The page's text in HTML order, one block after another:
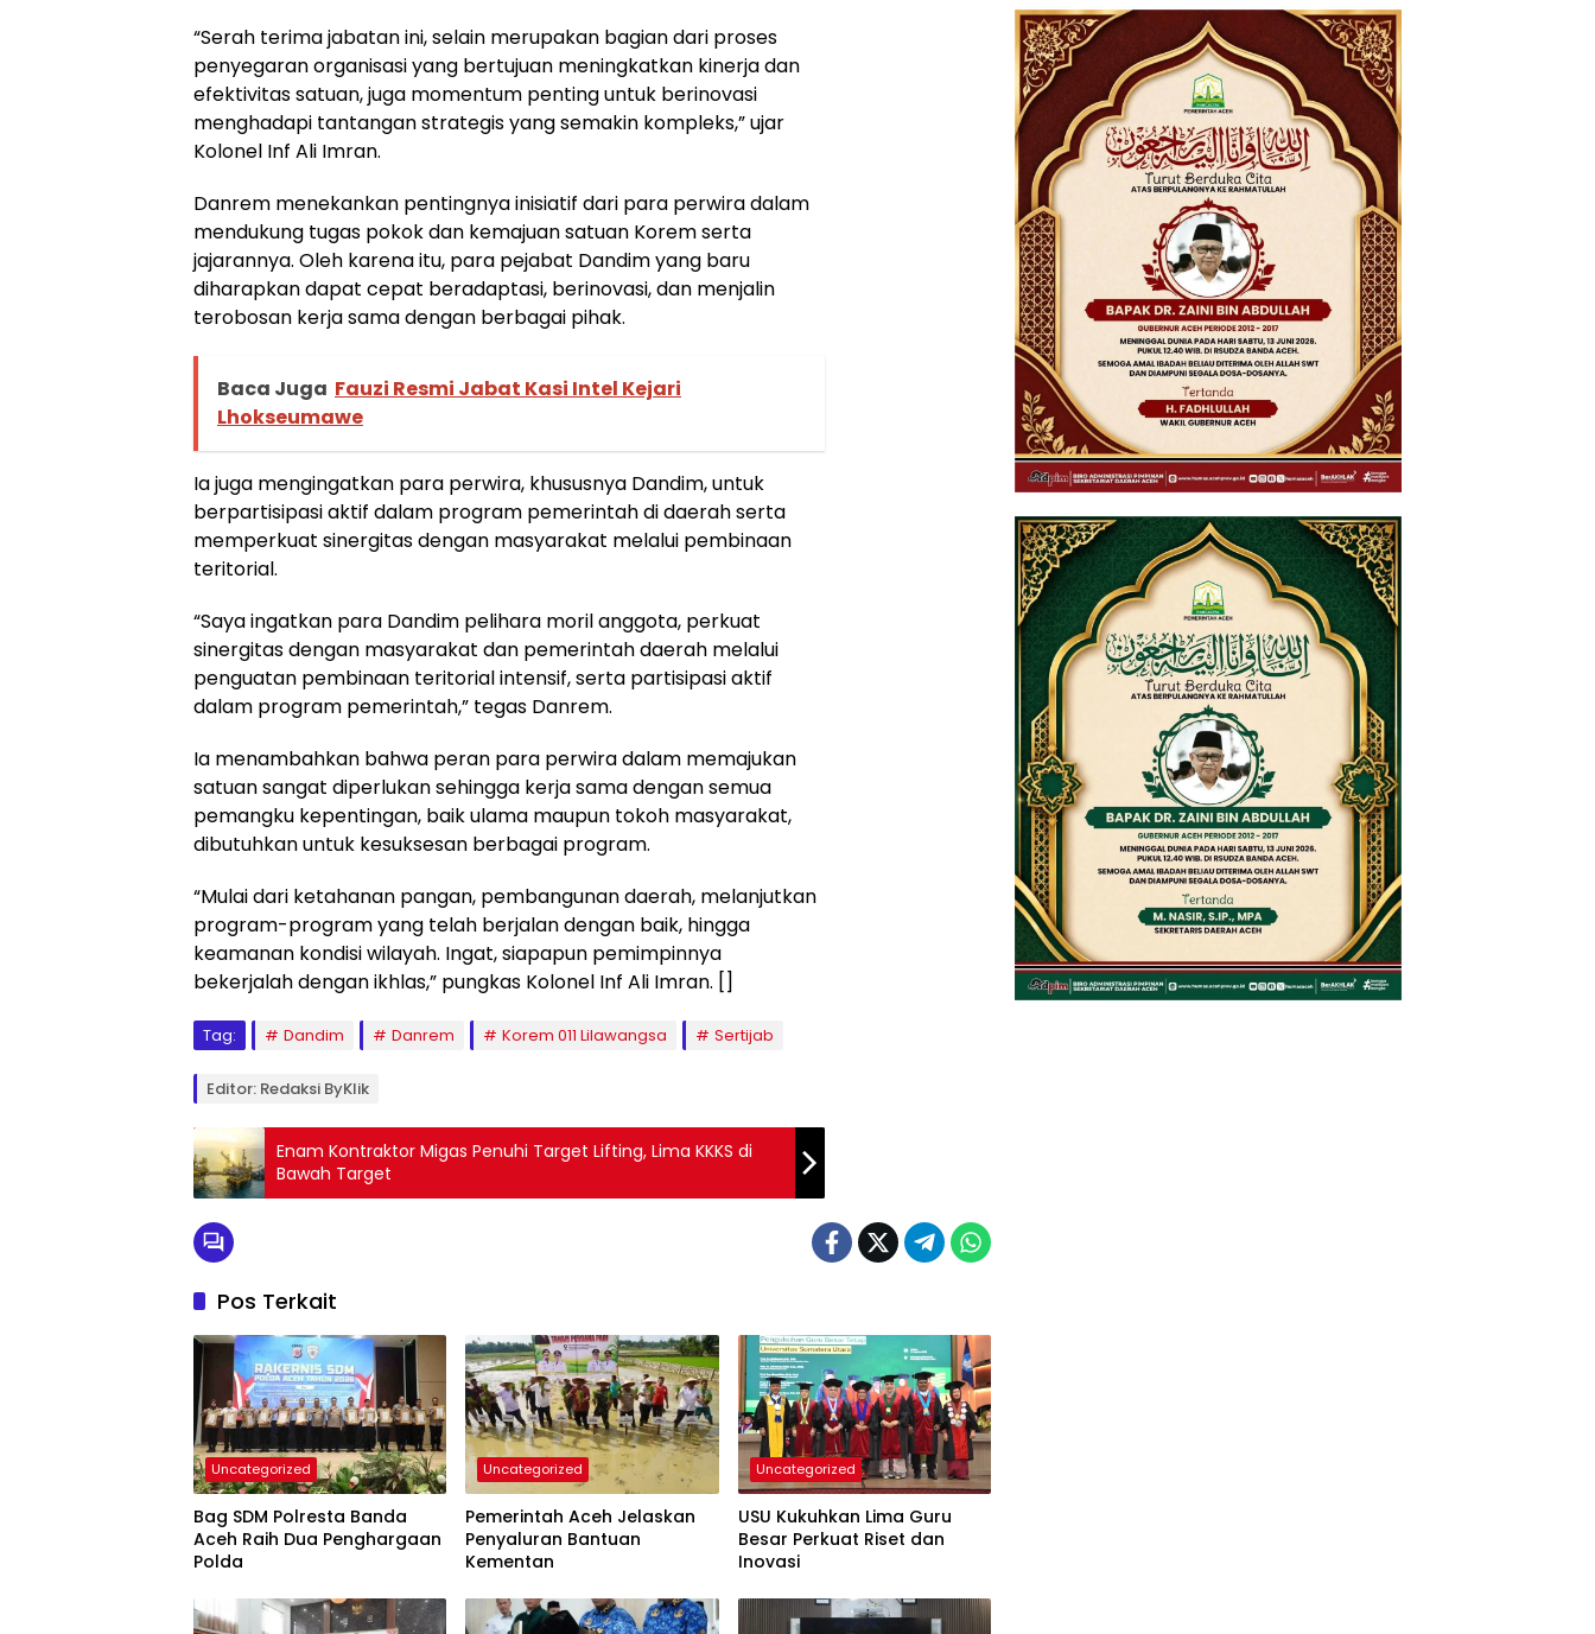
“Serah terima jabatan ini, selain merupakan bagian dari proses
penyegaran organisasi yang bertujuan meningkatkan kinerja dan
efektivitas satuan, juga momentum penting untuk berinovasi
menghadapi tantangan strategis yang semakin kompleks,” ujar
Kolonel Inf Ali Imran.
Danrem menekankan pentingnya inisiatif dari para perwira dalam
mendukung tugas pokok dan kemajuan satuan Korem serta
jajarannya. Oleh karena itu, para pejabat Dandim yang baru
diharapkan dapat cepat beradaptasi, berinovasi, dan menjalin
terobosan kerja sama dengan berbagai pihak.
Baca Juga Fauzi Resmi Jabat Kasi Intel Kejari
Lhokseumawe
Ia juga mengingatkan para perwira, khususnya Dandim, untuk
berpartisipasi aktif dalam program pemerintah di daerah serta
memperkuat sinergitas dengan masyarakat melalui pembinaan
teritorial.
“Saya ingatkan para Dandim pelihara moril anggota, perkuat
sinergitas dengan masyarakat dan pemerintah daerah melalui
penguatan pembinaan teritorial intensif, serta partisipasi aktif
dalam program pemerintah,” tegas Danrem.
Ia menambahkan bahwa peran para perwira dalam memajukan
satuan sangat diperlukan sehingga kerja sama dengan semua
pemangku kepentingan, baik ulama maupun tokoh masyarakat,
dibutuhkan untuk kesuksesan berbagai program.
“Mulai dari ketahanan pangan, pembangunan daerah, melanjutkan
program-program yang telah berjalan dengan baik, hingga
keamanan kondisi wilayah. Ingat, siapapun pemimpinnya
bekerjalah dengan ikhlas,” pungkas Kolonel Inf Ali Imran. []
Tag: Dandim Danrem Korem 011 Lilawangsa Sertijab
Editor: Redaksi ByKlik
Enam Kontraktor Migas Penuhi Target Lifting, Lima KKKS di
Bawah Target
Pos Terkait
Uncategorized
Bag SDM Polresta Banda
Aceh Raih Dua Penghargaan
Polda
Uncategorized
Pemerintah Aceh Jelaskan
Penyaluran Bantuan
Kementan
Uncategorized
USU Kukuhkan Lima Guru
Besar Perkuat Riset dan
Inovasi